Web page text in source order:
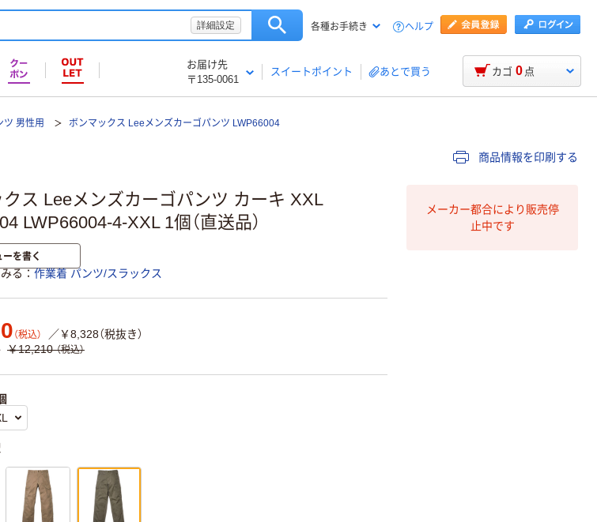
詳細設定 各種お手続き ヘルプ
お届け先
〒135-0061
スイートポイント あとで買う カゴ 0 点
ツ 男性用 ボンマックス Leeメンズカーゴパンツ LWP66004
商品情報を印刷する
ス Leeメンズカーゴパンツ カーキ XXL
LWP66004-4-XXL 1個（直送品）
ーを書く
る 作業着 パンツ/スラックス
（税込）
／￥8,328（税抜き）
￥12,210 （税込）
メーカー都合により販売停
止中です